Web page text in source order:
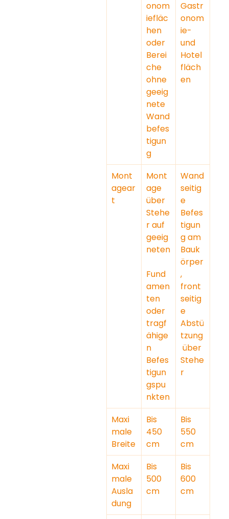
onom
iefläc
hen
oder
Berei
che
ohne
geeig
nete
Wand
befes
tigun
g
Gastr
onom
ie-
und
Hotel
fläch
en
Mont
agear
t
Mont
age
über
Stehe
r auf
geeig
neten
Fund
amen
ten
oder
tragf
ähige
n
Befes
tigun
gspu
nkten
Wand
seitig
e
Befes
tigun
g am
Bauk
örper
,
front
seitig
e
Abstü
tzung
über
Stehe
r
Maxi
male
Breite
Bis
450
cm
Bis
550
cm
Maxi
male
Ausla
dung
Bis
500
cm
Bis
600
cm